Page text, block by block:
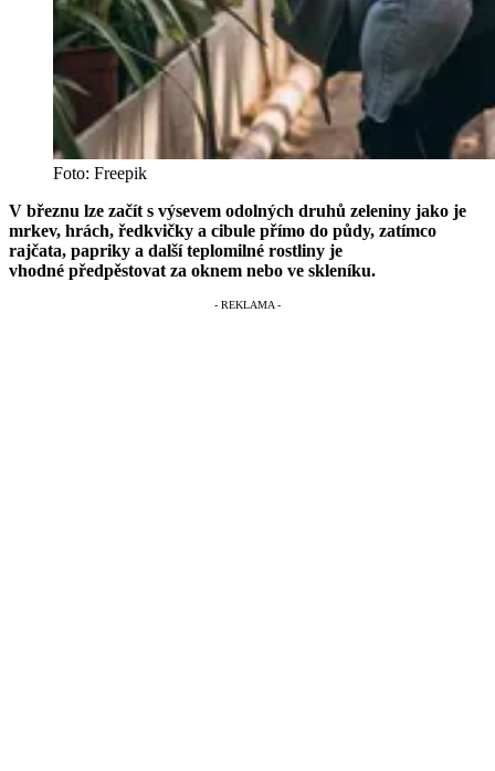
Foto: Freepik
V březnu lze začít s výsevem odolných druhů zeleniny jako je
mrkev, hrách, ředkvičky a cibule přímo do půdy, zatímco
rajčata, papriky a další teplomilné rostliny je
vhodné předpěstovat za oknem nebo ve skleníku.